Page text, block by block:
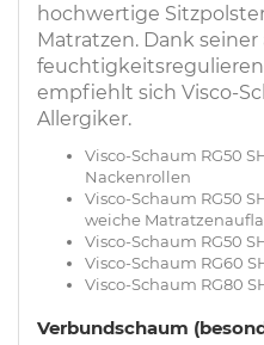
hochwertige
Matratzen. Dank
empfiehlt sich Visco-
Allergiker.
Visco-Schaum RG50
Nackenrollen
Visco-Schaum RG50
weiche
Visco-Schaum RG50
Visco-Schaum RG60
Visco-Schaum RG80
Verbundschaum